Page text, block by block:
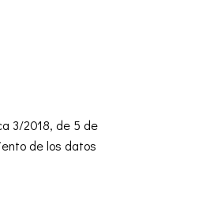
3/2018, de 5 de
de los datos